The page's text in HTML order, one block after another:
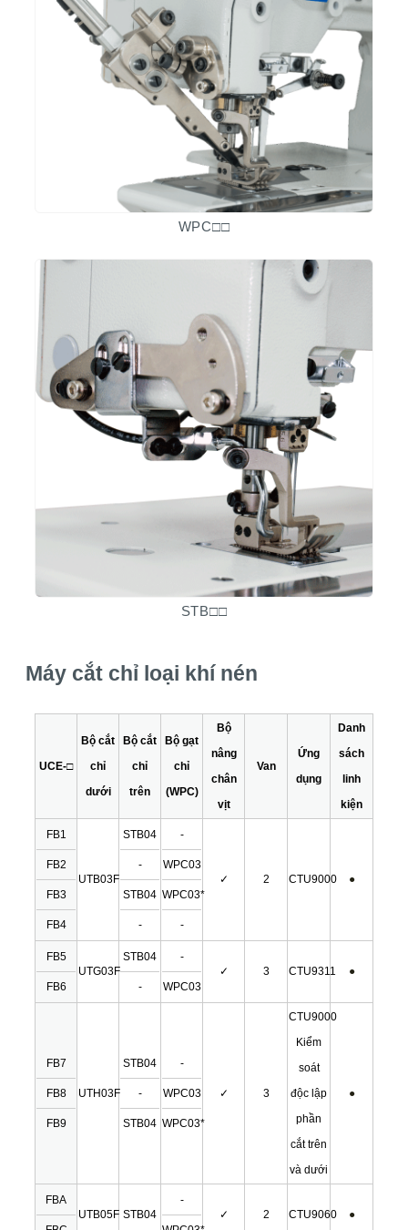
WPC□□
STB□□
Máy cắt chỉ loại khí nén
UCE-□
Bộ cắt
chỉ
dưới
Bộ cắt
chỉ
trên
Bộ gạt
chỉ
(WPC)
Bộ
nâng
chân
vịt
Van
Ứng
dụng
Danh
sách
linh
kiện
FB1
FB2
FB3
FB4
UTB03F
STB04
-
STB04
-
-
WPC03
WPC03*
-
✓ 2 CTU9000 ●
FB5
FB6
UTG03F
STB04
-
-
WPC03
✓ 3 CTU9311 ●
FB7
FB8
FB9
UTH03F
STB04
-
STB04
-
WPC03
WPC03*
✓ 3
CTU9000
Kiểm
soát
độc lập
phần
cắt trên
và dưới
●
FBA
UTB05F STB04
-
✓ 2 CTU9060 ●